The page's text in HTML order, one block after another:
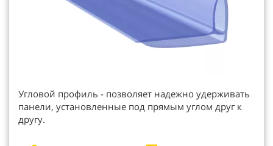
Угловой профиль - позволяет надежно удерживать
панели, установленные под прямым углом друг к
другу.